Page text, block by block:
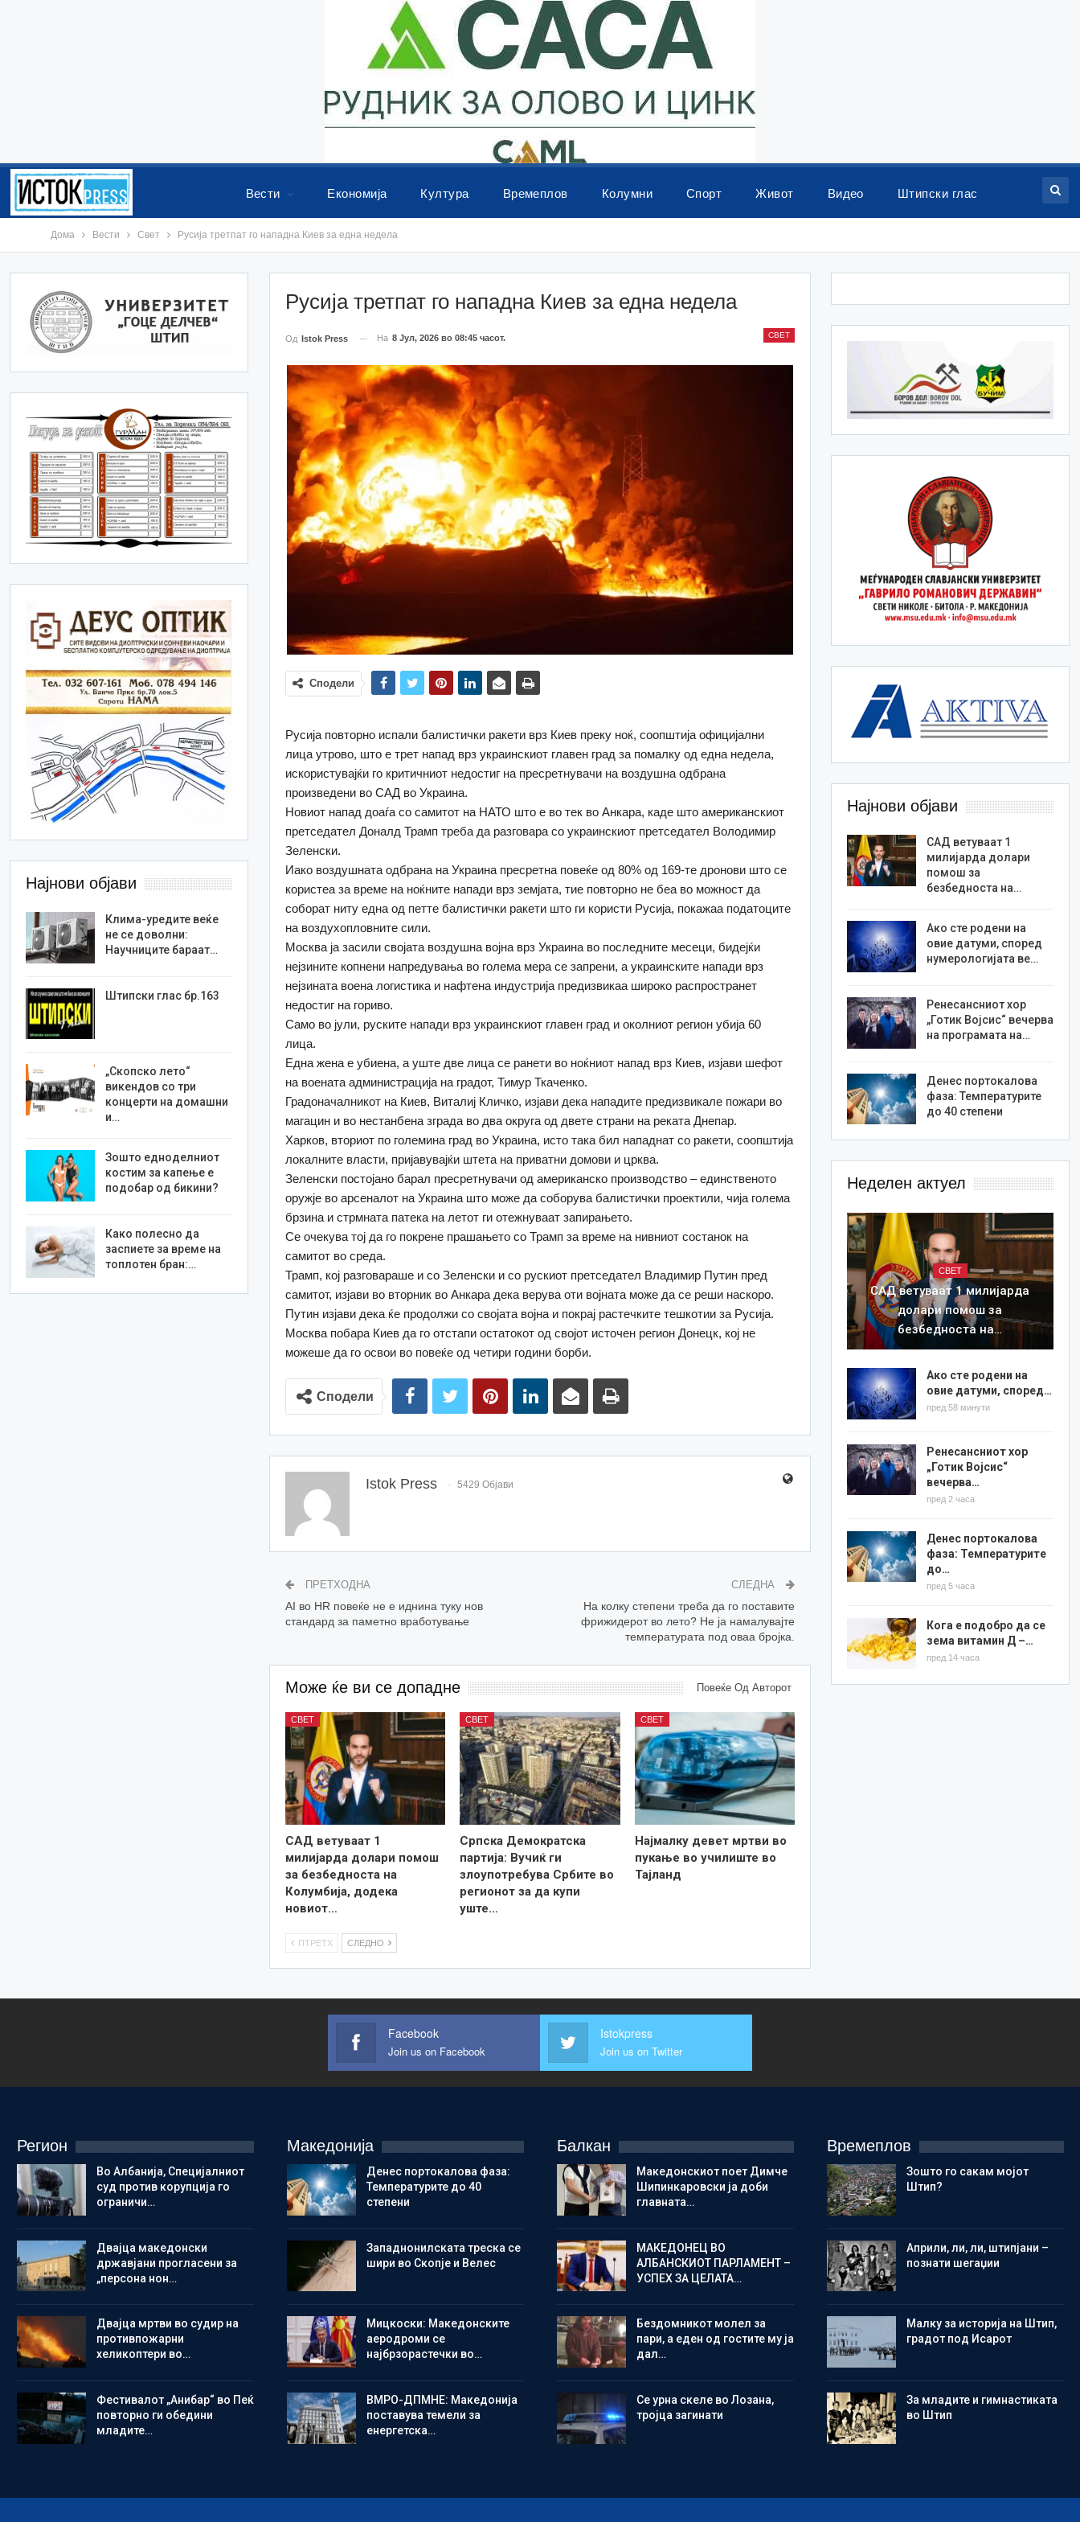
Вести Економија Култура Времеплов Колумни Спорт Живот Видео Штипски глас
Дома Вести Свет Русија третпат го нападна Киев за една недела
Русија третпат го нападна Киев за една недела
СВЕТ
Од Istok Press На 8 Јул, 2026 во 08:45 часот.
Сподели
Русија повторно испали балистички ракети врз Киев преку ноќ, соопштија официјални
лица утрово, што е трет напад врз украинскиот главен град за помалку од една недела,
искористувајќи го критичниот недостиг на пресретнувачи на воздушна одбрана
произведени во САД во Украина.
Новиот напад доаѓа со самитот на НАТО што е во тек во Анкара, каде што американскиот
претседател Доналд Трамп треба да разговара со украинскиот претседател Володимир
Зеленски.
Иако воздушната одбрана на Украина пресретна повеќе од 80% од 169-те дронови што се
користеа за време на ноќните напади врз земјата, тие повторно не беа во можност да
соборат ниту една од петте балистички ракети што ги користи Русија, покажаа податоците
на воздухопловните сили.
Москва ја засили својата воздушна војна врз Украина во последните месеци, бидејќи
нејзините копнени напредувања во голема мера се запрени, а украинските напади врз
нејзината воена логистика и нафтена индустрија предизвикаа широко распространет
недостиг на гориво.
Само во јули, руските напади врз украинскиот главен град и околниот регион убија 60
лица.
Една жена е убиена, а уште две лица се ранети во ноќниот напад врз Киев, изјави шефот
на воената администрација на градот, Тимур Ткаченко.
Градоначалникот на Киев, Виталиј Кличко, изјави дека нападите предизвикале пожари во
магацин и во нестанбена зграда во два округа од двете страни на реката Днепар.
Харков, вториот по големина град во Украина, исто така бил нападнат со ракети, соопштија
локалните власти, пријавувајќи штета на приватни домови и црква.
Зеленски постојано барал пресретнувачи од американско производство – единственото
оружје во арсеналот на Украина што може да соборува балистички проектили, чија голема
брзина и стрмната патека на летот ги отежнуваат запирањето.
Се очекува тој да го покрене прашањето со Трамп за време на нивниот состанок на
самитот во среда.
Трамп, кој разговараше и со Зеленски и со рускиот претседател Владимир Путин пред
самитот, изјави во вторник во Анкара дека верува оти војната може да се реши наскоро.
Путин изјави дека ќе продолжи со својата војна и покрај растечките тешкотии за Русија.
Москва побара Киев да го отстапи остатокот од својот источен регион Донецк, кој не
можеше да го освои во повеќе од четири години борби.
Сподели
Istok Press 5429 Објави
ПРЕТХОДНА
AI во HR повеќе не е иднина туку нов
стандард за паметно вработување
СЛЕДНА
На колку степени треба да го поставите
фрижидерот во лето? Не ја намалувајте
температурата под оваа бројка.
Може ќе ви се допадне Повеќе Од Авторот
СВЕТ
САД ветуваат 1
милијарда долари помош
за безбедноста на
Колумбија, додека
новиот…
СВЕТ
Српска Демократска
партија: Вучиќ ги
злоупотребува Србите во
регионот за да купи
уште…
СВЕТ
Најмалку девет мртви во
пукање во училиште во
Тајланд
ПТРЕТХ СЛЕДНО
Најнови објави
САД ветуваат 1
милијарда долари
помош за
безбедноста на…
Ако сте родени на
овие датуми, според
нумерологијата ве…
Ренесансниот хор
„Готик Војсис“ вечерва
на програмата на…
Денес портокалова
фаза: Температурите
до 40 степени
Неделен актуел
СВЕТ
САД ветуваат 1 милијарда
долари помош за
безбедноста на…
Ако сте родени на
овие датуми, според…
пред 58 минути
Ренесансниот хор
„Готик Војсис“
вечерва…
пред 2 часа
Денес портокалова
фаза: Температурите
до…
пред 5 часа
Кога е подобро да се
зема витамин Д –…
пред 14 часа
Најнови објави
Клима-уредите веќе
не се доволни:
Научниците бараат…
Штипски глас бр.163
„Скопско лето“
викендов со три
концерти на домашни
и…
Зошто едноделниот
костим за капење е
подобар од бикини?
Како полесно да
заспиете за време на
топлотен бран:…
Facebook
Join us on Facebook
Istokpress
Join us on Twitter
Регион
Во Албанија, Специјалниот
суд против корупција го
ограничи…
Двајца македонски
државјани прогласени за
„персона нон…
Двајца мртви во судир на
противпожарни
хеликоптери во…
Фестивалот „Анибар“ во Пеќ
повторно ги обедини
младите…
Македонија
Денес портокалова фаза:
Температурите до 40
степени
Западнонилската треска се
шири во Скопје и Велес
Мицкоски: Македонските
аеродроми се
најбрзорастечки во…
ВМРО-ДПМНЕ: Македонија
поставува темели за
енергетска…
Балкан
Македонскиот поет Димче
Шипинкаровски ја доби
главната…
МАКЕДОНЕЦ ВО
АЛБАНСКИОТ ПАРЛАМЕНТ –
УСПЕХ ЗА ЦЕЛАТА…
Бездомникот молел за
пари, а еден од гостите му ја
дал…
Се урна скеле во Лозана,
тројца загинати
Времеплов
Зошто го сакам мојот
Штип?
Aприли, ли, ли, штипјани –
познати шегаџии
Малку за историја на Штип,
градот под Исарот
Зa младите и гимнастиката
во Штип